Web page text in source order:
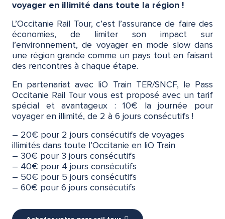
voyager en illimité dans toute la région !
L’Occitanie Rail Tour, c’est l’assurance de faire des
économies, de limiter son impact sur
l’environnement, de voyager en mode slow dans
une région grande comme un pays tout en faisant
des rencontres à chaque étape.
En partenariat avec liO Train TER/SNCF, le Pass
Occitanie Rail Tour vous est proposé avec un tarif
spécial et avantageux : 10€ la journée pour
voyager en illimité, de 2 à 6 jours consécutifs !
– 20€ pour 2 jours consécutifs de voyages
illimités dans toute l’Occitanie en liO Train
– 30€ pour 3 jours consécutifs
– 40€ pour 4 jours consécutifs
– 50€ pour 5 jours consécutifs
– 60€ pour 6 jours consécutifs